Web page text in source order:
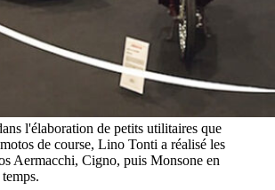
l'élaboration de petits utilitaires que
de course, Lino Tonti a réalisé les
Aermacchi, Cigno, puis Monsone en